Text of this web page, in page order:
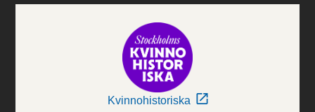
Kvinnohistoriska